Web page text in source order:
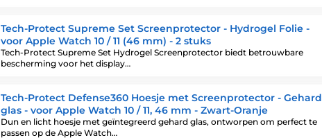
Tech-Protect Supreme Set Screenprotector - Hydrogel Folie -
voor Apple Watch 10 / 11 (46 mm) - 2 stuks
Tech-Protect Supreme Set Hydrogel Screenprotector biedt betrouwbare
bescherming voor het display…
Tech-Protect Defense360 Hoesje met Screenprotector - Gehard
glas - voor Apple Watch 10 / 11, 46 mm - Zwart-Oranje
Dun en licht hoesje met geïntegreerd gehard glas, ontworpen om perfect te
passen op de Apple Watch…